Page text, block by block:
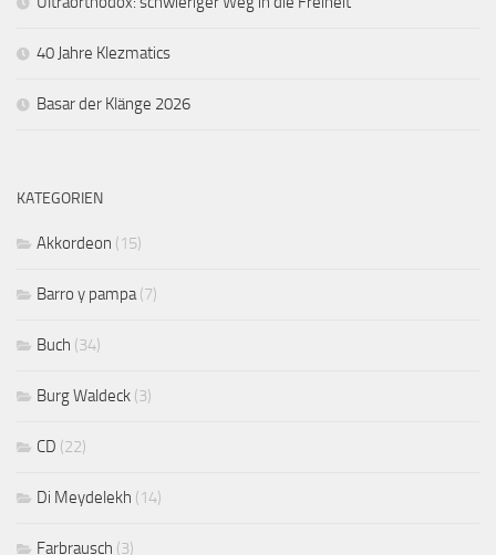
40 Jahre Klezmatics
Basar der Klänge 2026
KATEGORIEN
Akkordeon (15)
Barro y pampa(7)
Buch (34)
Burg Waldeck (3)
CD (22)
Di Meydelekh (14)
Farbrausch (3)